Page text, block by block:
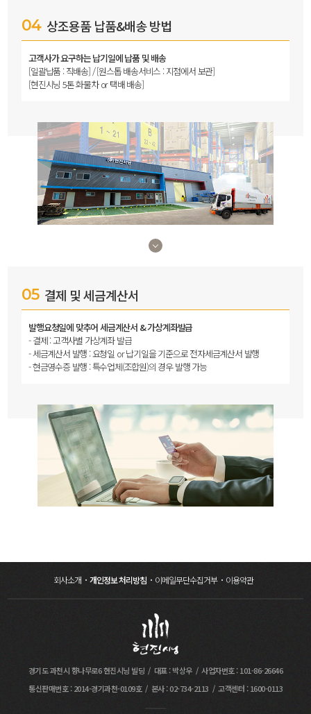
04 상조용품 납품&배송 방법
고객사가 요구하는 납기일에 납품 및 배송
[일괄납품 : 직배송] / [원스톱 배송서비스 : 지점에서 보관]
[현진시닝 5톤 화물차 or 택배 배송]
05 결제 및 세금계산서
발행요청일에 맞추어 세금계산서 & 가상계좌발급
결제 : 고객사별 가상계좌 발급
세금계산서 발행 : 요청일 or 납기일을 기준으로 전자세금계산서 발행
현금영수증 발행 : 특수업체(조합원)의 경우 발행 가능
회사소개 개인정보 처리방침 이메일무단수집거부 이용약관
경기도 과천시 향나무로6 현진시닝 빌딩 대표 : 박상우
사업자번호 : 101-86-26646
통신판매번호 : 2014-경기과천-0109호
본사 : 02-734-2113 고객센터 : 1600-0113